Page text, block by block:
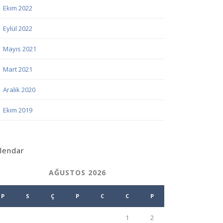
Ekim 2022
Eylül 2022
Mayıs 2021
Mart 2021
Aralık 2020
Ekim 2019
AĞUSTOS 2026
P S Ç P C C P
1 2